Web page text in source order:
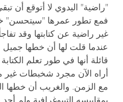
"راضية" اليدوي لا أتوقع أن
فمع تطور عمرها "سيتحسن"
غير راضية عن كتابتها وقد
عندما قلت لها أن خطها
قائلة أنها في طور تعلم
أراه الآن مجرد شخبطات
مع الزمن. والغريب أن خطها
بمقاييسه التيبوغرافية ولم